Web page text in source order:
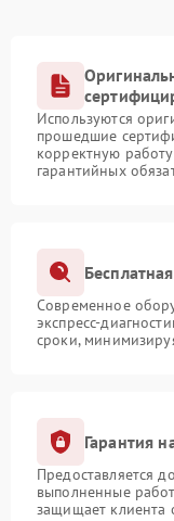
Используются
прошедшие
корректную
гарантийных
Современное
экспресс-
сроки,
Гарантия
Предоставляется
выполненные
защищает клиента